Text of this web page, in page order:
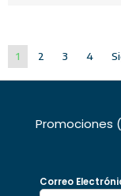
1 2 3 4
Promociones
Correo